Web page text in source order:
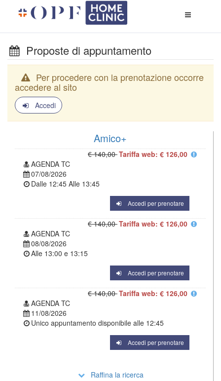
di
Proposte di appuntamento
Per procedere con la prenotazione occorre
accedere al sito
Accedi
Amico+
€ 140,00Tariffa web: € 126,00
AGENDA TC
07/08/2026
Dalle 12:45 Alle 13:45
Accedi per prenotare
€ 140,00Tariffa web: € 126,00
AGENDA TC
08/08/2026
Alle 13:00 e 13:15
Accedi per prenotare
€ 140,00Tariffa web: € 126,00
AGENDA TC
11/08/2026
Unico appuntamento disponibile alle 12:45
Accedi per prenotare
Raffina la ricerca